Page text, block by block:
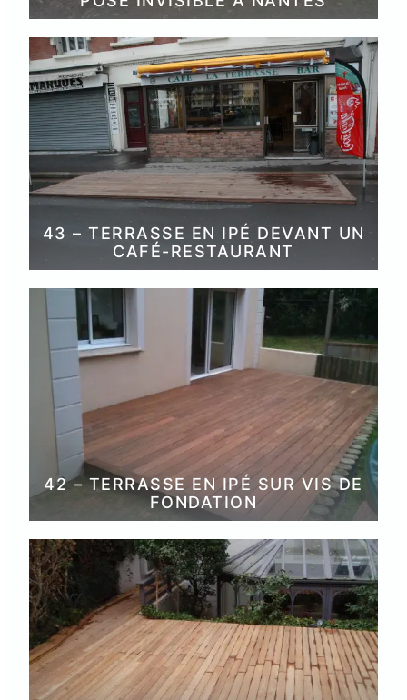
43 – TERRASSE EN IPÉ DEVANT UN
CAFÉ-RESTAURANT
42 – TERRASSE EN IPÉ SUR VIS DE
FONDATION